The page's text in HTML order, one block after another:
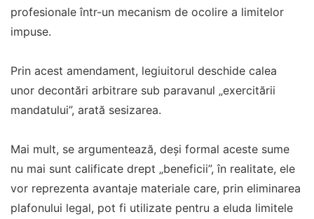
profesionale într-un mecanism de ocolire a limitelor
impuse.
Prin acest amendament, legiuitorul deschide calea
unor decontări arbitrare sub paravanul „exercitării
mandatului”, arată sesizarea.
Mai mult, se argumentează, deşi formal aceste sume
nu mai sunt calificate drept „beneficii”, în realitate, ele
vor reprezenta avantaje materiale care, prin eliminarea
plafonului legal, pot fi utilizate pentru a eluda limitele